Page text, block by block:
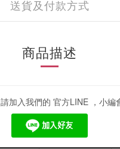
送貨及付款方式
商品描述
加入我們的 官方LINE ，小編